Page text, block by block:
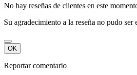
No hay reseñas de clientes en este
Su agradecimiento a la reseña no pudo ser
OK
Reportar comentario